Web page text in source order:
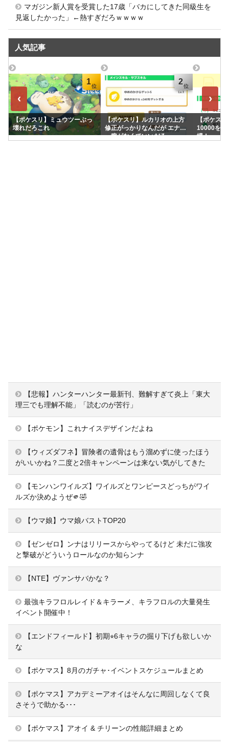
マガジン新人賞を受賞した17歳「バカにしてきた同級生を
見返したかった」←熱すぎだろｗｗｗｗ
人気記事
‹
1
【ポケスリ】ミュウツーぶっ
壊れだろこれ
2
【ポケスリ】ルカリオの上方
修正がっかりなんだが エナジ
ー稼がなくていいだろ
【ポケス
10000を超
場！
›
【悲報】ハンターハンター最新刊、難解すぎて炎上「東大
理三でも理解不能」「読むのが苦行」
【ポケモン】これナイスデザインだよね
【ウィズダフネ】冒険者の遺骨はもう溜めずに使ったほう
がいいかね？二度と2倍キャンペーンは来ない気がしてきた
【モンハンワイルズ】ワイルズとワンピースどっちがワイ
ルズか決めようぜ🫵🤣
【ウマ娘】ウマ娘バストTOP20
【ゼンゼロ】ンナはリリースからやってるけど 未だに強攻
と撃破がどういうロールなのか知らンナ
【NTE】ヴァンサバかな？
最強キラフロルレイド＆キラーメ、キラフロルの大量発生
イベント開催中！
【エンドフィールド】初期⭐︎6キャラの掘り下げも欲しいか
な
【ポケマス】8月のガチャ･イベントスケジュールまとめ
【ポケマス】アカデミーアオイはそんなに周回しなくて良
さそうで助かる･･･
【ポケマス】アオイ & チリーンの性能詳細まとめ